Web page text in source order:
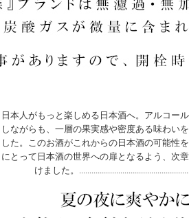
日本人がもっと楽しめる日本酒へ。アルコー
しながらも、一層の果実感や密度ある味わい
した。このお酒がこれからの日本酒の可能性
にとって日本酒の世界への扉となるよう、次
けました。